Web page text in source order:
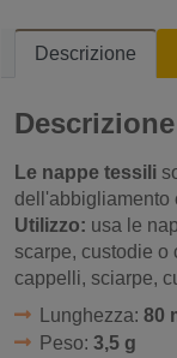
Descrizione
Descrizione
Le nappe tessili
dell'abbigliamento
Utilizzo: usa le
scarpe, custodie o
cappelli, sciarpe,
Lunghezza: 80
Peso: 3,5 g